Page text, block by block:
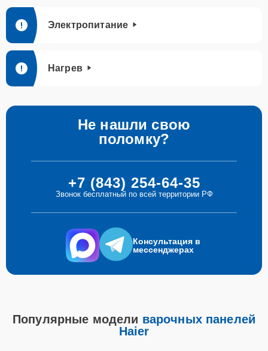
Электропитание
Нагрев
Не нашли свою
поломку?
+7 (843) 254-64-35
Звонок бесплатный по всей территории РФ
Консультация в
мессенджерах
Популярные модели варочных панелей
Haier